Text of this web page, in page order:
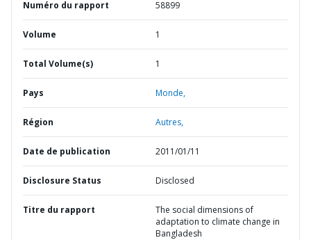
Numéro du rapport 58899
Volume 1
Total Volume(s) 1
Pays Monde,
Région Autres,
Date de publication 2011/01/11
Disclosure Status Disclosed
Titre du rapport
The social dimensions of
adaptation to climate change in
Bangladesh